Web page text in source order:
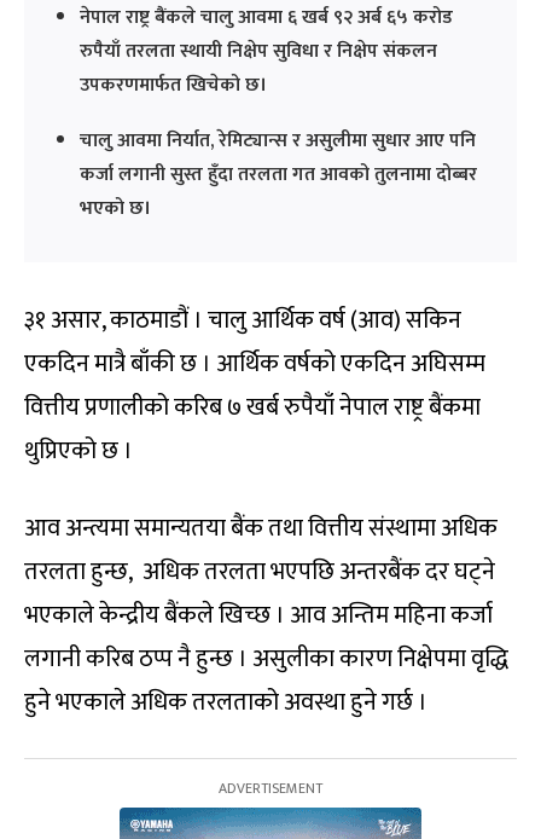
नेपाल राष्ट्र बैंकले चालु आवमा ६ खर्ब ९२ अर्ब ६५ करोड
रुपैयाँ तरलता स्थायी निक्षेप सुविधा र निक्षेप संकलन
उपकरणमार्फत खिचेको छ।
चालु आवमा निर्यात, रेमिट्यान्स र असुलीमा सुधार आए पनि
कर्जा लगानी सुस्त हुँदा तरलता गत आवको तुलनामा दोब्बर
भएको छ।
३१ असार, काठमाडौं । चालु आर्थिक वर्ष (आव) सकिन
एकदिन मात्रै बाँकी छ । आर्थिक वर्षको एकदिन अघिसम्म
वित्तीय प्रणालीको करिब ७ खर्ब रुपैयाँ नेपाल राष्ट्र बैंकमा
थुप्रिएको छ ।
आव अन्त्यमा समान्यतया बैंक तथा वित्तीय संस्थामा अधिक
तरलता हुन्छ, अधिक तरलता भएपछि अन्तरबैंक दर घट्ने
भएकाले केन्द्रीय बैंकले खिच्छ । आव अन्तिम महिना कर्जा
लगानी करिब ठप्प नै हुन्छ । असुलीका कारण निक्षेपमा वृद्धि
हुने भएकाले अधिक तरलताको अवस्था हुने गर्छ ।